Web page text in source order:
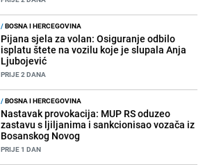
/BOSNA I HERCEGOVINA
Pijana sjela za volan: Osiguranje odbilo
isplatu štete na vozilu koje je slupala Anja
Ljubojević
PRIJE 2 DANA
/BOSNA I HERCEGOVINA
Nastavak provokacija: MUP RS oduzeo
zastavu s ljiljanima i sankcionisao vozača iz
Bosanskog Novog
PRIJE 1 DAN